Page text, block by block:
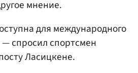
мнение.
для международного
— спросил спортсмен
Ласицкене.